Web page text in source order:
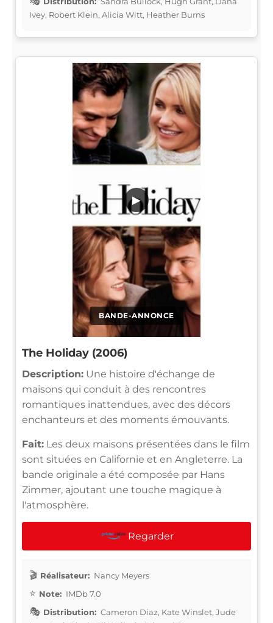
Ivey, Robert Klein, Alicia Witt, Heather Burns
BANDE-ANNONCE
▶
The Holiday (2006)
Description: Une histoire d'échange de
maisons qui conduit à des rencontres
romantiques inattendues, avec des décors
enchanteurs et des moments émouvants.
Fait: Les deux maisons présentées dans le film
sont situées en Californie et en Angleterre. La
bande originale a été composée par Hans
Zimmer, ajoutant une touche magique à
l'atmosphère.
Regarder
Réalisateur: Nancy Meyers
Note: IMDb 7.0
Distribution: Cameron Diaz, Kate Winslet, Jude